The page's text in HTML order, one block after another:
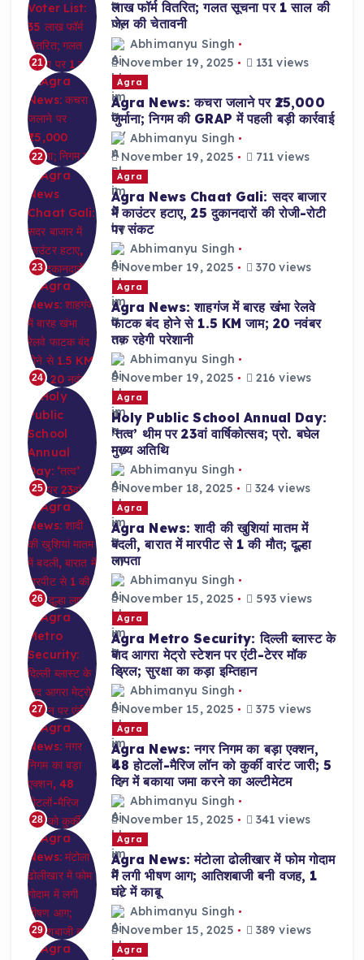
21
लाख फॉर्म वितरित; गलत सूचना पर 1 साल की
जेल की चेतावनी
Abhimanyu Singh
November 19, 2025
131 views
22
Agra
Agra News: कचरा जलाने पर ₹25,000
जुर्माना; निगम की GRAP में पहली बड़ी कार्रवाई
Abhimanyu Singh
November 19, 2025
711 views
23
Agra
Agra News Chaat Gali: सदर बाजार
में काउंटर हटाए, 25 दुकानदारों की रोजी-रोटी
पर संकट
Abhimanyu Singh
November 19, 2025
370 views
24
Agra
Agra News: शाहगंज में बारह खंभा रेलवे
फाटक बंद होने से 1.5 KM जाम; 20 नवंबर
तक रहेगी परेशानी
Abhimanyu Singh
November 19, 2025
216 views
25
Agra
Holy Public School Annual Day:
‘तत्व’ थीम पर 23वां वार्षिकोत्सव; प्रो. बघेल
मुख्य अतिथि
Abhimanyu Singh
November 18, 2025
324 views
26
Agra
Agra News: शादी की खुशियां मातम में
बदली, बारात में मारपीट से 1 की मौत; दूल्हा
लापता
Abhimanyu Singh
November 15, 2025
593 views
27
Agra
Agra Metro Security: दिल्ली ब्लास्ट के
बाद आगरा मेट्रो स्टेशन पर एंटी-टेरर मॉक
ड्रिल; सुरक्षा का कड़ा इम्तिहान
Abhimanyu Singh
November 15, 2025
375 views
28
Agra
Agra News: नगर निगम का बड़ा एक्शन,
48 होटलों-मैरिज लॉन को कुर्की वारंट जारी; 5
दिन में बकाया जमा करने का अल्टीमेटम
Abhimanyu Singh
November 15, 2025
341 views
29
Agra
Agra News: मंटोला ढोलीखार में फोम गोदाम
में लगी भीषण आग; आतिशबाजी बनी वजह, 1
घंटे में काबू
Abhimanyu Singh
November 15, 2025
389 views
Agra